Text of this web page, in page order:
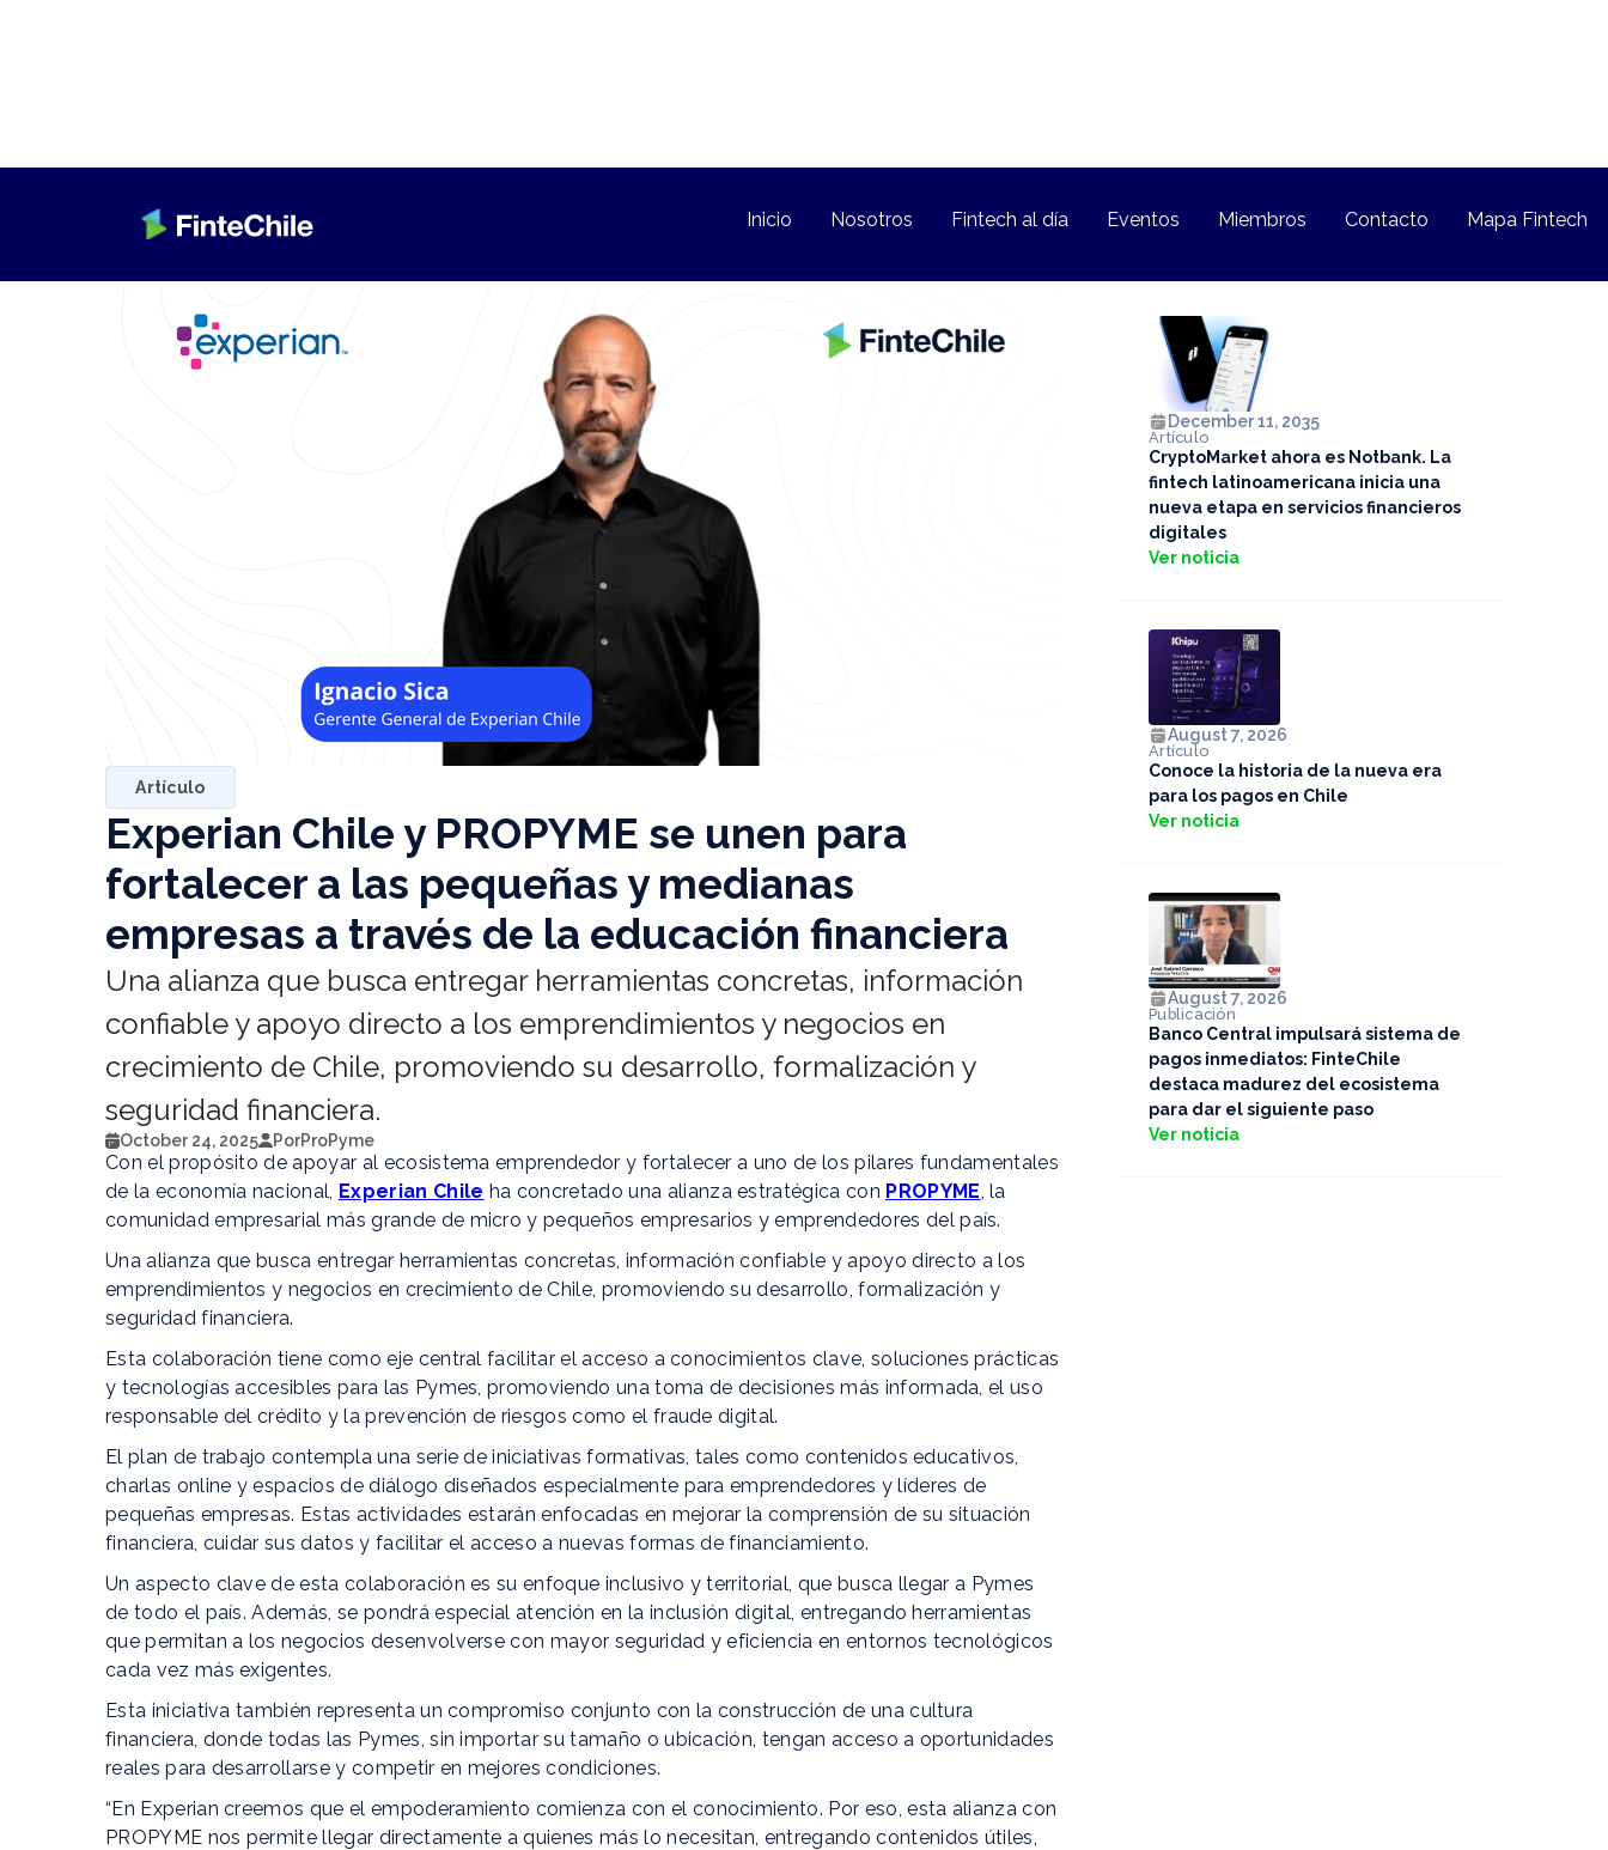
Inicio Nosotros Fintech al día Eventos Miembros Contacto Mapa Fintech
Artículo
Experian Chile y PROPYME se unen para
fortalecer a las pequeñas y medianas
empresas a través de la educación financiera
Una alianza que busca entregar herramientas concretas, información
confiable y apoyo directo a los emprendimientos y negocios en
crecimiento de Chile, promoviendo su desarrollo, formalización y
seguridad financiera.
October 24, 2025 PorProPyme
Con el propósito de apoyar al ecosistema emprendedor y fortalecer a uno de los pilares fundamentales
de la economía nacional, Experian Chile ha concretado una alianza estratégica con PROPYME, la
comunidad empresarial más grande de micro y pequeños empresarios y emprendedores del país.
Una alianza que busca entregar herramientas concretas, información confiable y apoyo directo a los
emprendimientos y negocios en crecimiento de Chile, promoviendo su desarrollo, formalización y
seguridad financiera.
Esta colaboración tiene como eje central facilitar el acceso a conocimientos clave, soluciones prácticas
y tecnologías accesibles para las Pymes, promoviendo una toma de decisiones más informada, el uso
responsable del crédito y la prevención de riesgos como el fraude digital.
El plan de trabajo contempla una serie de iniciativas formativas, tales como contenidos educativos,
charlas online y espacios de diálogo diseñados especialmente para emprendedores y líderes de
pequeñas empresas. Estas actividades estarán enfocadas en mejorar la comprensión de su situación
financiera, cuidar sus datos y facilitar el acceso a nuevas formas de financiamiento.
Un aspecto clave de esta colaboración es su enfoque inclusivo y territorial, que busca llegar a Pymes
de todo el país. Además, se pondrá especial atención en la inclusión digital, entregando herramientas
que permitan a los negocios desenvolverse con mayor seguridad y eficiencia en entornos tecnológicos
cada vez más exigentes.
Esta iniciativa también representa un compromiso conjunto con la construcción de una cultura
financiera, donde todas las Pymes, sin importar su tamaño o ubicación, tengan acceso a oportunidades
reales para desarrollarse y competir en mejores condiciones.
“En Experian creemos que el empoderamiento comienza con el conocimiento. Por eso, esta alianza con
PROPYME nos permite llegar directamente a quienes más lo necesitan, entregando contenidos útiles,
December 11, 2035
Artículo
CryptoMarket ahora es Notbank. La
fintech latinoamericana inicia una
nueva etapa en servicios financieros
digitales
Ver noticia
August 7, 2026
Artículo
Conoce la historia de la nueva era
para los pagos en Chile
Ver noticia
August 7, 2026
Publicación
Banco Central impulsará sistema de
pagos inmediatos: FinteChile
destaca madurez del ecosistema
para dar el siguiente paso
Ver noticia